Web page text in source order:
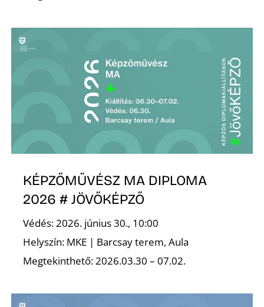
KÉPZŐMŰVÉSZ MA DIPLOMA
2026 # JÖVŐKÉPZŐ
Védés: 2026. június 30., 10:00
Helyszín: MKE | Barcsay terem, Aula
Megtekinthető: 2026.03.30 – 07.02.